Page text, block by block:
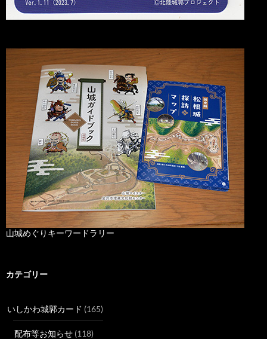
山城めぐりキーワードラリー
カテゴリー
いしかわ城郭カード (165)
配布等お知らせ (118)